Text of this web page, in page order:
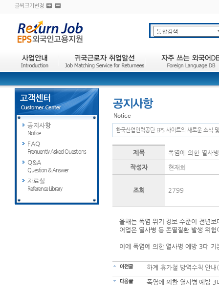
글씨크기변경
공지사항
Notice
FAQ
Frequently Asked Questions
Q&A
Question & Answer
자료실
Reference Library
한국산업인력공단 EPS 사이트의 새로운 소식
제목
폭염에 의한 열사
작성자
현재희
조회 2799
올해는 폭염 위기 경보 수준이 전년
어업은 열사병 등 온열질환 발생 위
이에 폭염에 의한 열사병 예방 3대
하계 휴가철 방역수칙 안
폭염에 의한 열사병 예방